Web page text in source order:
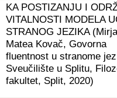
KA POSTIZANJU I
VITALNOSTI MODELA
STRANOG JEZIKA
Matea Kovač, Govorna
fluentnost u stranome
Sveučilište u Splitu,
fakultet, Split, 2020)